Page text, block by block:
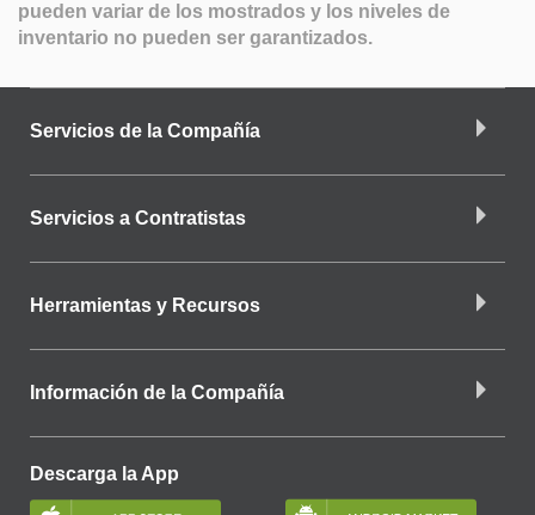
pueden variar de los mostrados y los niveles de
inventario no pueden ser garantizados.
Servicios de la Compañía
Servicios a Contratistas
Herramientas y Recursos
Información de la Compañía
Descarga la App